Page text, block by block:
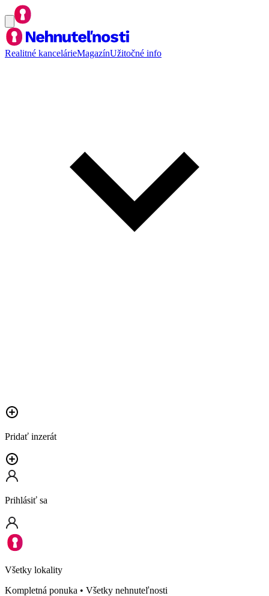
Realitné kancelárieMagazínUžitočné info
Pridať inzerát
Prihlásiť sa
Všetky lokality
Kompletná ponuka • Všetky nehnuteľnosti